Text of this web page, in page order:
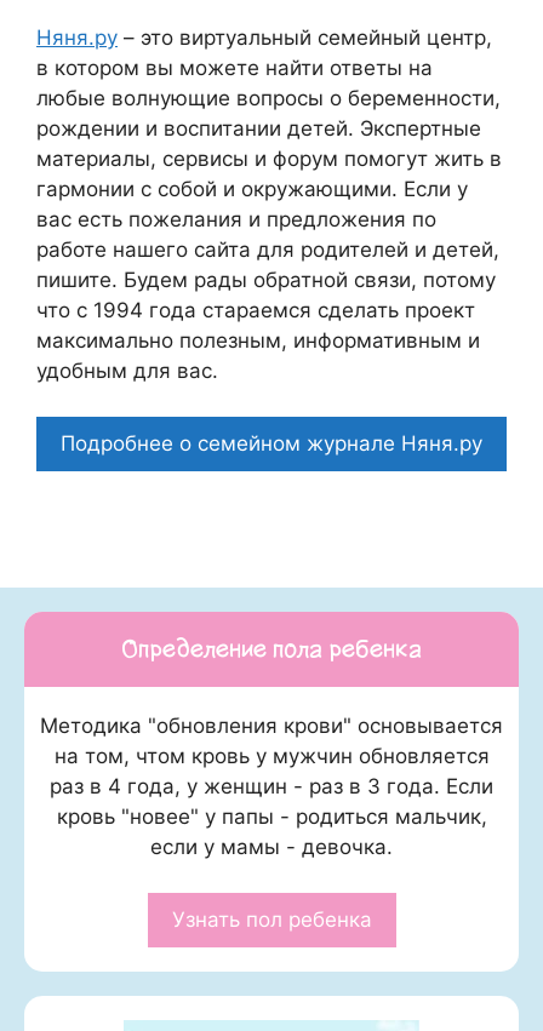
Няня.ру – это виртуальный семейный центр,
в котором вы можете найти ответы на
любые волнующие вопросы о беременности,
рождении и воспитании детей. Экспертные
материалы, сервисы и форум помогут жить в
гармонии с собой и окружающими. Если у
вас есть пожелания и предложения по
работе нашего сайта для родителей и детей,
пишите. Будем рады обратной связи, потому
что c 1994 года стараемся сделать проект
максимально полезным, информативным и
удобным для вас.
Подробнее о семейном журнале Няня.ру
Определение пола ребенка
Методика "обновления крови" основывается
на том, чтом кровь у мужчин обновляется
раз в 4 года, у женщин - раз в 3 года. Если
кровь "новее" у папы - родиться мальчик,
если у мамы - девочка.
Узнать пол ребенка